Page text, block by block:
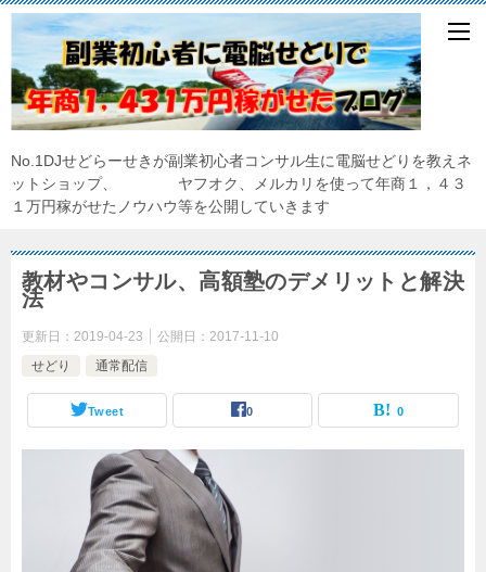
No.1DJせどらーせきが副業初心者コンサル生に電脳せどりを教えネ
ットショップ、 ヤフオク、メルカリを使って年商１，４３
１万円稼がせたノウハウ等を公開していきます
教材やコンサル、高額塾のデメリットと解決
法
更新日： 2019-04-23 公開日： 2017-11-10
せどり
通常配信
Tweet 0 0